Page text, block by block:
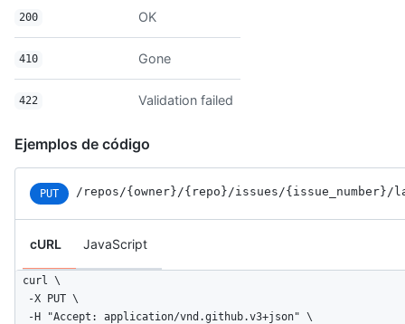
200 OK
410 Gone
422 Validation failed
Ejemplos de código
PUT /repos /{owner} /{repo} /issues /{issue_number} /
cURL JavaScript
curl \
  -X PUT \
  -H "Accept: application/vnd.github.v3+json" \